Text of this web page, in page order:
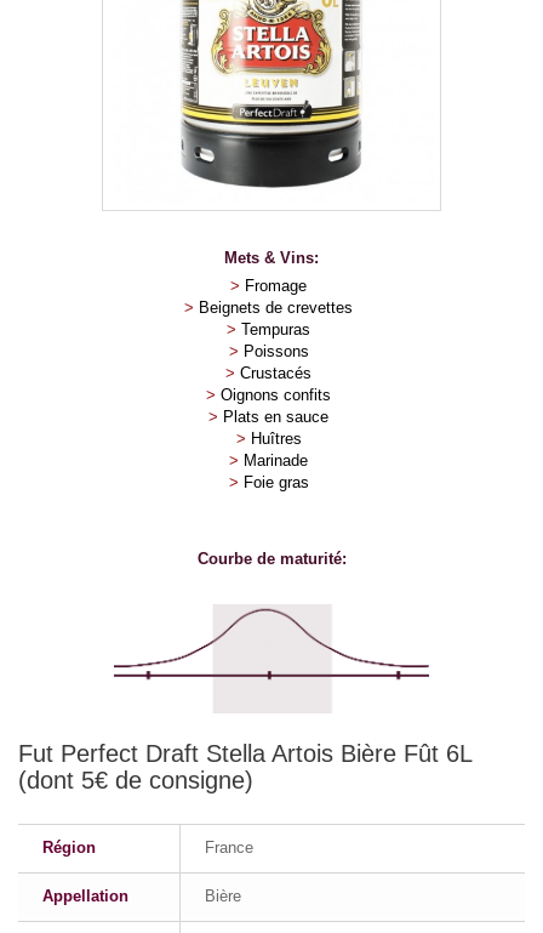
Mets & Vins:
> Fromage
> Beignets de crevettes
> Tempuras
> Poissons
> Crustacés
> Oignons confits
> Plats en sauce
> Huîtres
> Marinade
> Foie gras
Courbe de maturité:
Fut Perfect Draft Stella Artois Bière Fût 6L
(dont 5€ de consigne)
Région France
Appellation Bière